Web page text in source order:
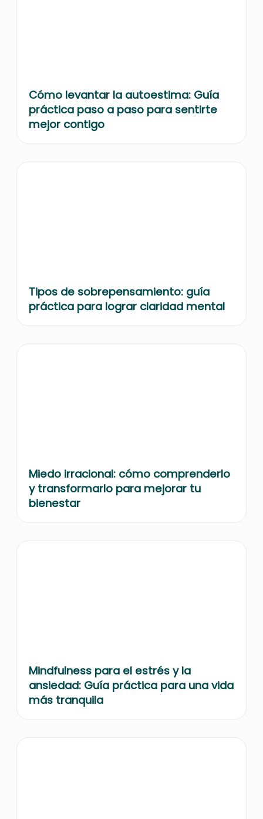
Cómo levantar la autoestima: Guía
práctica paso a paso para sentirte
mejor contigo
Tipos de sobrepensamiento: guía
práctica para lograr claridad mental
Miedo irracional: cómo comprenderlo
y transformarlo para mejorar tu
bienestar
Mindfulness para el estrés y la
ansiedad: Guía práctica para una vida
más tranquila